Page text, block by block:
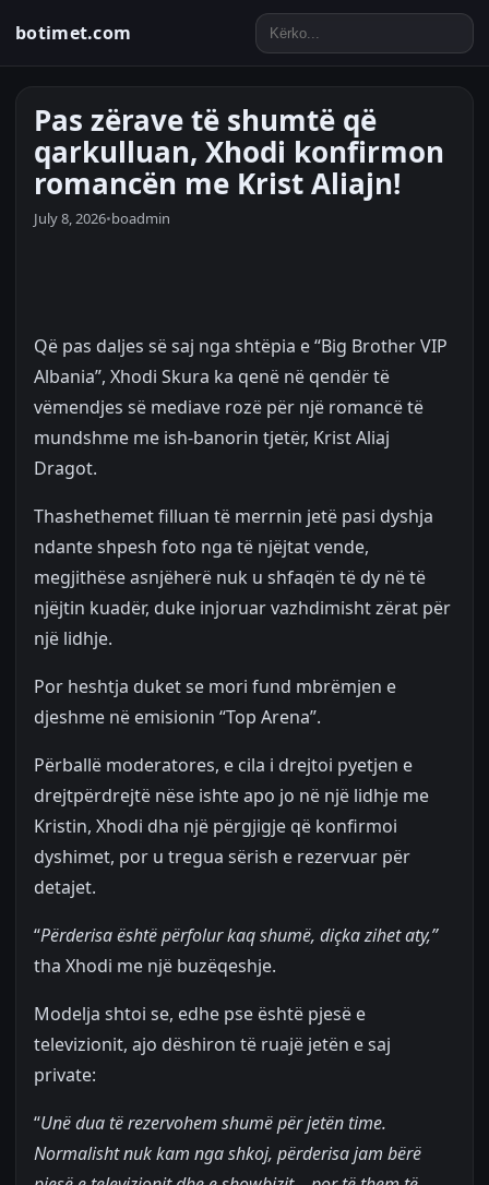
botimet.com
Pas zërave të shumtë që
qarkulluan, Xhodi konfirmon
romancën me Krist Aliajn!
July 8, 2026•boadmin
Që pas daljes së saj nga shtëpia e “Big Brother VIP
Albania”, Xhodi Skura ka qenë në qendër të
vëmendjes së mediave rozë për një romancë të
mundshme me ish-banorin tjetër, Krist Aliaj
Dragot.
Thashethemet filluan të merrnin jetë pasi dyshja
ndante shpesh foto nga të njëjtat vende,
megjithëse asnjëherë nuk u shfaqën të dy në të
njëjtin kuadër, duke injoruar vazhdimisht zërat për
një lidhje.
Por heshtja duket se mori fund mbrëmjen e
djeshme në emisionin “Top Arena”.
Përballë moderatores, e cila i drejtoi pyetjen e
drejtpërdrejtë nëse ishte apo jo në një lidhje me
Kristin, Xhodi dha një përgjigje që konfirmoi
dyshimet, por u tregua sërish e rezervuar për
detajet.
“Përderisa është përfolur kaq shumë, diçka zihet aty,”
tha Xhodi me një buzëqeshje.
Modelja shtoi se, edhe pse është pjesë e
televizionit, ajo dëshiron të ruajë jetën e saj
private:
“Unë dua të rezervohem shumë për jetën time.
Normalisht nuk kam nga shkoj, përderisa jam bërë